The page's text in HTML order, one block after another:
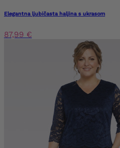
Elegantna ljubičasta haljina s ukrasom
87,99 €